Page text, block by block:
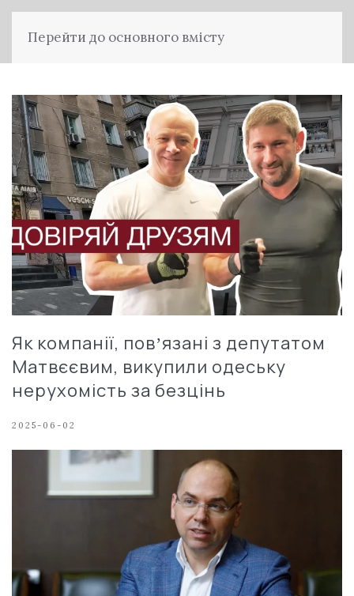
Перейти до основного вмісту
Як компанії, повʼязані з депутатом
Матвєєвим, викупили одеську
нерухомість за безцінь
2025-06-02